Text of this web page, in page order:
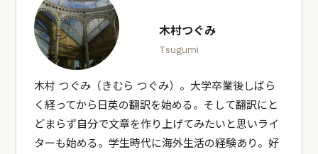
木村つぐみ
Tsugumi
木村 つぐみ（きむら つぐみ）。大学卒業後しばら
く経ってから日英の翻訳を始める。そして翻訳にと
どまらず自分で文章を作り上げてみたいと思いライ
ターも始める。学生時代に海外生活の経験あり。好